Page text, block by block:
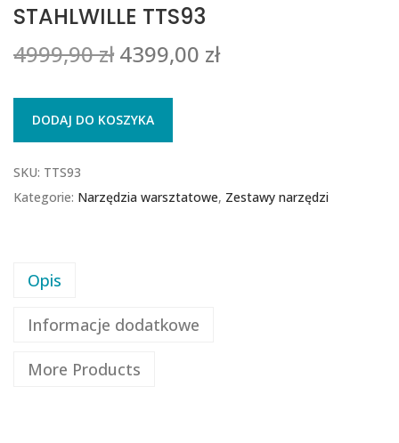
STAHLWILLE TTS93
4999,90zł 4399,00 zł
DODAJ DO KOSZYKA
SKU: TTS93
Kategorie: Narzędzia warsztatowe, Zestawy narzędzi
Opis
Informacje dodatkowe
More Products